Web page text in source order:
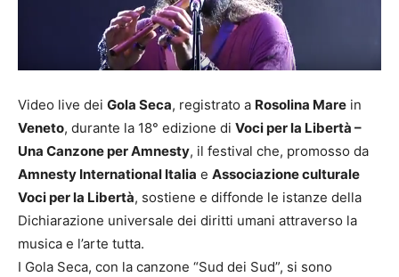
Video live dei Gola Seca, registrato a Rosolina Mare in
Veneto, durante la 18° edizione di Voci per la Libertà –
Una Canzone per Amnesty, il festival che, promosso da
Amnesty International Italia e Associazione culturale
Voci per la Libertà, sostiene e diffonde le istanze della
Dichiarazione universale dei diritti umani attraverso la
musica e l’arte tutta.
I Gola Seca, con la canzone “Sud dei Sud”, si sono